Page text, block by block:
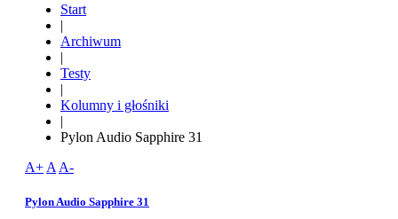
Start
|
Archiwum
|
Testy
|
Kolumny i głośniki
|
Pylon Audio Sapphire 31
A+ A A-
Pylon Audio Sapphire 31